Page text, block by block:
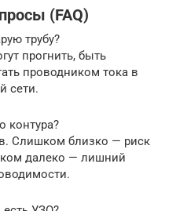
(FAQ)
трубу?
прогнить, быть
проводником тока в
сети.
контура?
Слишком близко — риск
далеко — лишний